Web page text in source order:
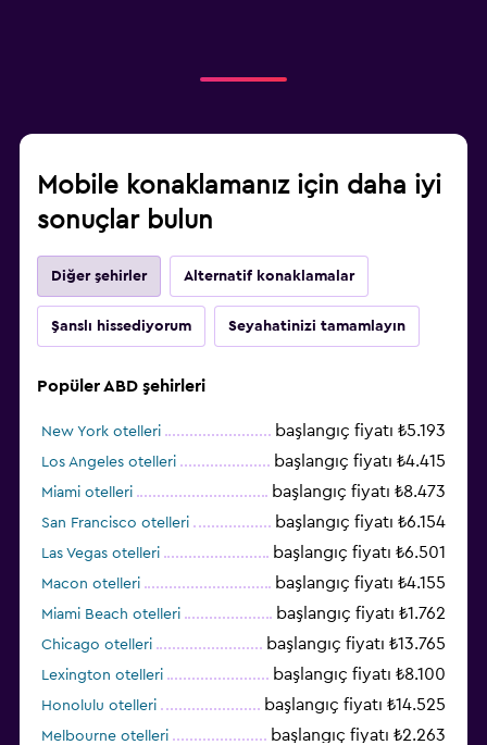
Mobile konaklamanız için daha iyi
sonuçlar bulun
Diğer şehirler Alternatif konaklamalar
Şanslı hissediyorum Seyahatinizi tamamlayın
Popüler ABD şehirleri
New York otelleri başlangıç fiyatı ₺5.193
Los Angeles otelleri başlangıç fiyatı ₺4.415
Miami otelleri başlangıç fiyatı ₺8.473
San Francisco otelleri başlangıç fiyatı ₺6.154
Las Vegas otelleri başlangıç fiyatı ₺6.501
Macon otelleri başlangıç fiyatı ₺4.155
Miami Beach otelleri başlangıç fiyatı ₺1.762
Chicago otelleri başlangıç fiyatı ₺13.765
Lexington otelleri başlangıç fiyatı ₺8.100
Honolulu otelleri başlangıç fiyatı ₺14.525
Melbourne otelleri başlangıç fiyatı ₺2.263